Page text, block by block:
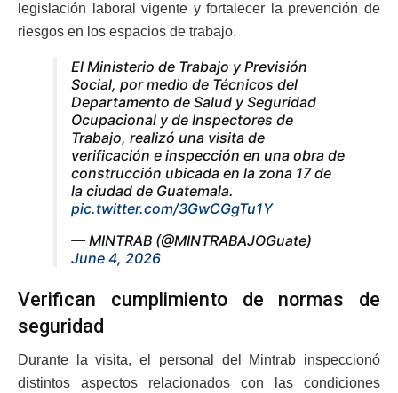
legislación laboral vigente y fortalecer la prevención de
riesgos en los espacios de trabajo.
El Ministerio de Trabajo y Previsión
Social, por medio de Técnicos del
Departamento de Salud y Seguridad
Ocupacional y de Inspectores de
Trabajo, realizó una visita de
verificación e inspección en una obra de
construcción ubicada en la zona 17 de
la ciudad de Guatemala.
pic.twitter.com/3GwCGgTu1Y
— MINTRAB (@MINTRABAJOGuate)
June 4, 2026
Verifican cumplimiento de normas de
seguridad
Durante la visita, el personal del Mintrab inspeccionó
distintos aspectos relacionados con las condiciones